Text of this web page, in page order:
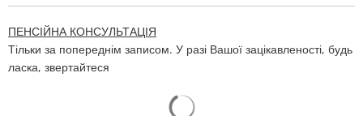
ПЕНСІЙНА КОНСУЛЬТАЦІЯ
Тільки за попереднім записом. У разі Вашої зацікавленості, будь
ласка, звертайтеся